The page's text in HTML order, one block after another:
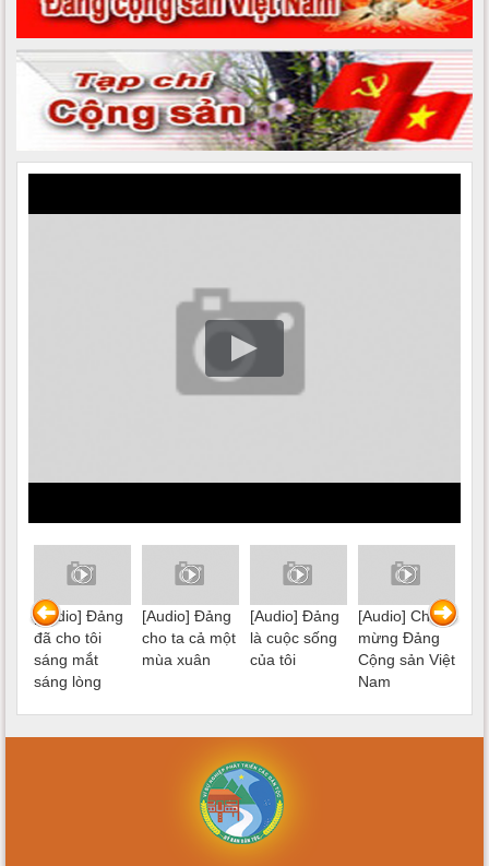
[Audio] Đảng
đã cho tôi
sáng mắt
sáng lòng
[Audio] Đảng
cho ta cả một
mùa xuân
[Audio] Đảng
là cuộc sống
của tôi
[Audio] Chào
mừng Đảng
Cộng sản Việt
Nam